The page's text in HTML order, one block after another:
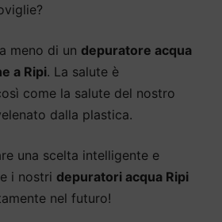
meno di un depuratore acqua
a Ripi. La salute è
come la salute del nostro
dalla plastica.
una scelta intelligente e
i nostri depuratori acqua Ripi
nel futuro!